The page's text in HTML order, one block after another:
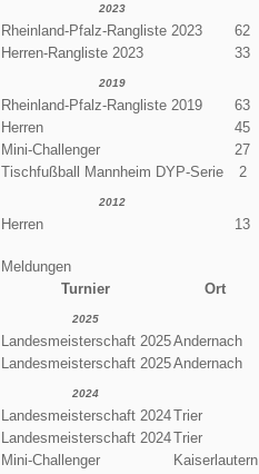
2023
Rheinland-Pfalz-Rangliste 2023 62
Herren-Rangliste 2023
33
2019
Rheinland-Pfalz-Rangliste 2019 63
Herren
45
Mini-Challenger
27
Tischfußball Mannheim DYP-Serie
2
2012
Herren 13
Meldungen
Turnier
Ort
2025
Landesmeisterschaft 2025Andernach
Landesmeisterschaft 2025Andernach
2024
Landesmeisterschaft 2024Trier
Landesmeisterschaft 2024Trier
Mini-Challenger
Kaiserlautern